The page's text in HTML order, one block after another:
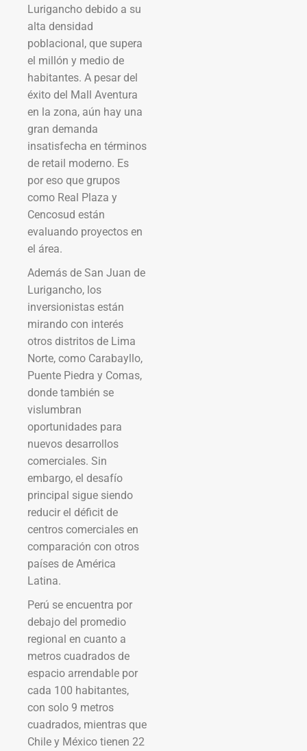
Lurigancho debido a su
alta densidad
poblacional, que supera
el millón y medio de
habitantes. A pesar del
éxito del Mall Aventura
en la zona, aún hay una
gran demanda
insatisfecha en términos
de retail moderno. Es
por eso que grupos
como Real Plaza y
Cencosud están
evaluando proyectos en
el área.
Además de San Juan de
Lurigancho, los
inversionistas están
mirando con interés
otros distritos de Lima
Norte, como Carabayllo,
Puente Piedra y Comas,
donde también se
vislumbran
oportunidades para
nuevos desarrollos
comerciales. Sin
embargo, el desafío
principal sigue siendo
reducir el déficit de
centros comerciales en
comparación con otros
países de América
Latina.
Perú se encuentra por
debajo del promedio
regional en cuanto a
metros cuadrados de
espacio arrendable por
cada 100 habitantes,
con solo 9 metros
cuadrados, mientras que
Chile y México tienen 22